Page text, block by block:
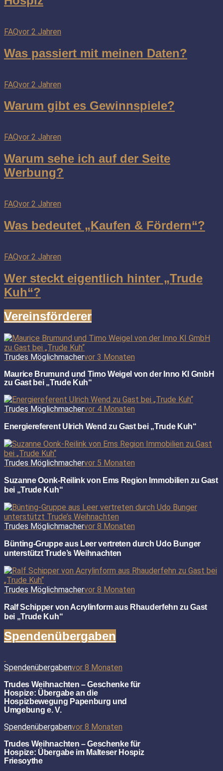
FAQvor 2 Jahren
Was passiert mit meinen Daten?
FAQvor 2 Jahren
Warum gibt es Gewinnspiele?
FAQvor 2 Jahren
Warum sehe ich auf der Seite
Werbung?
FAQvor 2 Jahren
Was bedeutet „Kaufen & Fördern“?
FAQvor 2 Jahren
Wer steckt eigentlich hinter „Trude
Kuh“?
Vereinsförderer
Trudes Möglichmachervor 3 Monaten
Maurice Brumund und Timo Weigel von der Inno KI GmbH
zu Gast bei „Trude Kuh“
Trudes Möglichmachervor 4 Monaten
Energiereferent Ulrich Wend zu Gast bei „Trude Kuh“
Trudes Möglichmachervor 5 Monaten
Suzanne Oonk-Reilink von Ems Region Immobilien zu Gast
bei „Trude Kuh“
Trudes Möglichmachervor 8 Monaten
Bünting-Gruppe aus Leer vertreten durch Udo Bunger
unterstützt Trude’s Weihnachten
Trudes Möglichmachervor 8 Monaten
Ralf Schipper von Acrylinform aus Rhauderfehn zu Gast
bei „Trude Kuh“
Spendenübergaben
Spendenübergabenvor 8 Monaten
Trudes Weihnachten – Geschenke für
Hospize: Übergabe an die
Hospizbewegung Papenburg und
Umgebung e. V.
Spendenübergabenvor 8 Monaten
Trudes Weihnachten – Geschenke für
Hospize: Übergabe im Malteser Hospiz
Friesoythe